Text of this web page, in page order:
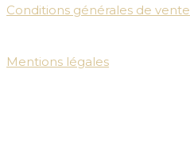
Conditions générales de vente
Mentions légales